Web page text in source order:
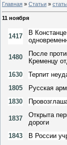
Главная » Статьи »
11 ноября
1417
В
1480
После
Кременцу
1630
Терпит
1805
Русская
1830
1837
Открыта
дороги
1843
В России